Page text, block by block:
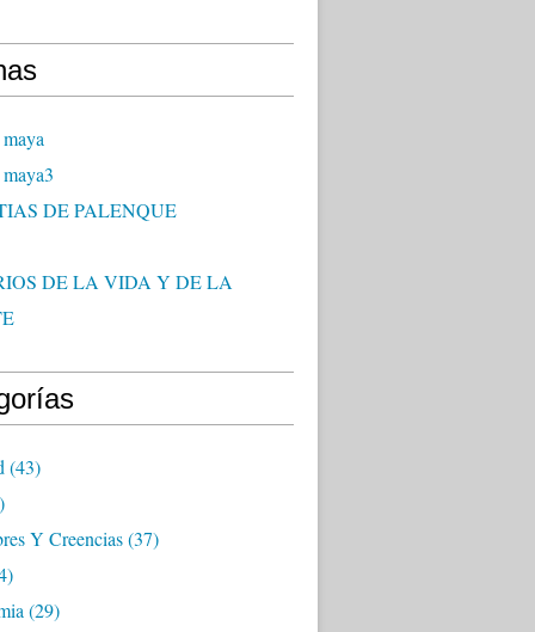
DE PALENQUE
DE LA VIDA Y DE LA
(43)
Y Creencias(37)
(29)